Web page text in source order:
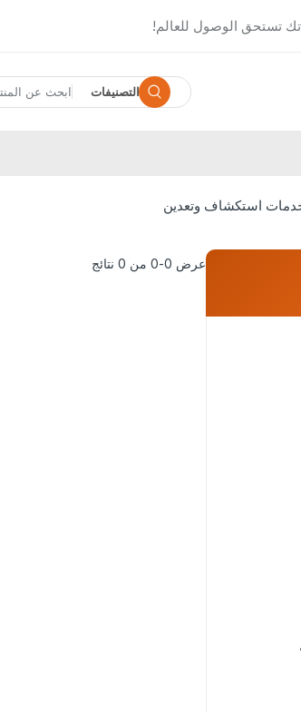
تستحق الوصول للعالم!
كل التصنيفات
استكشاف وتعدين
عرض 0-0 من 0 نتائج